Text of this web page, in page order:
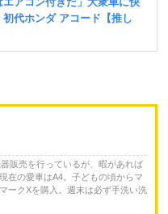
販売を行っているが、暇があれば
在の愛車はA4。子どもの頃からマ
ークXを購入。週末は必ず手洗い洗